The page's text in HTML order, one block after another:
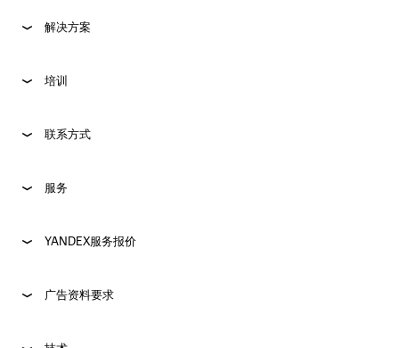
解决方案
培训
联系方式
服务
YANDEX服务报价
广告资料要求